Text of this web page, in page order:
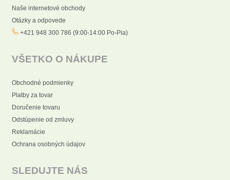
Naše internetové obchody
Otázky a odpovede
+421 948 300 786 (9:00-14:00 Po-Pia)
VŠETKO O NÁKUPE
Obchodné podmienky
Platby za tovar
Doručenie tovaru
Odstúpenie od zmluvy
Reklamácie
Ochrana osobných údajov
SLEDUJTE NÁS